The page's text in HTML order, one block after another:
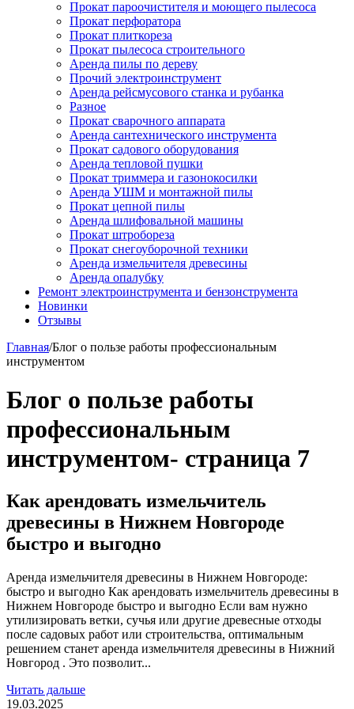
Прокат пароочистителя и моющего пылесоса
Прокат перфоратора
Прокат плиткореза
Прокат пылесоса строительного
Аренда пилы по дереву
Прочий электроинструмент
Аренда рейсмусового станка и рубанка
Разное
Прокат сварочного аппарата
Аренда сантехнического инструмента
Прокат садового оборудования
Аренда тепловой пушки
Прокат триммера и газонокосилки
Аренда УШМ и монтажной пилы
Прокат цепной пилы
Аренда шлифовальной машины
Прокат штробореза
Прокат снегоуборочной техники
Аренда измельчителя древесины
Аренда опалубку
Ремонт электроинструмента и бензонструмента
Новинки
Отзывы
Главная/Блог о пользе работы профессиональным
инструментом
Блог о пользе работы
профессиональным
инструментом- страница 7
Как арендовать измельчитель
древесины в Нижнем Новгороде
быстро и выгодно
Аренда измельчителя древесины в Нижнем Новгороде:
быстро и выгодно Как арендовать измельчитель древесины в
Нижнем Новгороде быстро и выгодно Если вам нужно
утилизировать ветки, сучья или другие древесные отходы
после садовых работ или строительства, оптимальным
решением станет аренда измельчителя древесины в Нижний
Новгород . Это позволит...
Читать дальше
19.03.2025